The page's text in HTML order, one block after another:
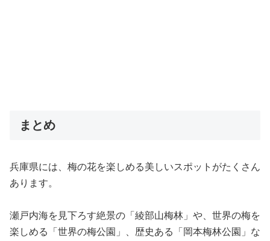
まとめ
兵庫県には、梅の花を楽しめる美しいスポットがたくさん
あります。
瀬戸内海を見下ろす絶景の「綾部山梅林」や、世界の梅を
楽しめる「世界の梅公園」、歴史ある「岡本梅林公園」な